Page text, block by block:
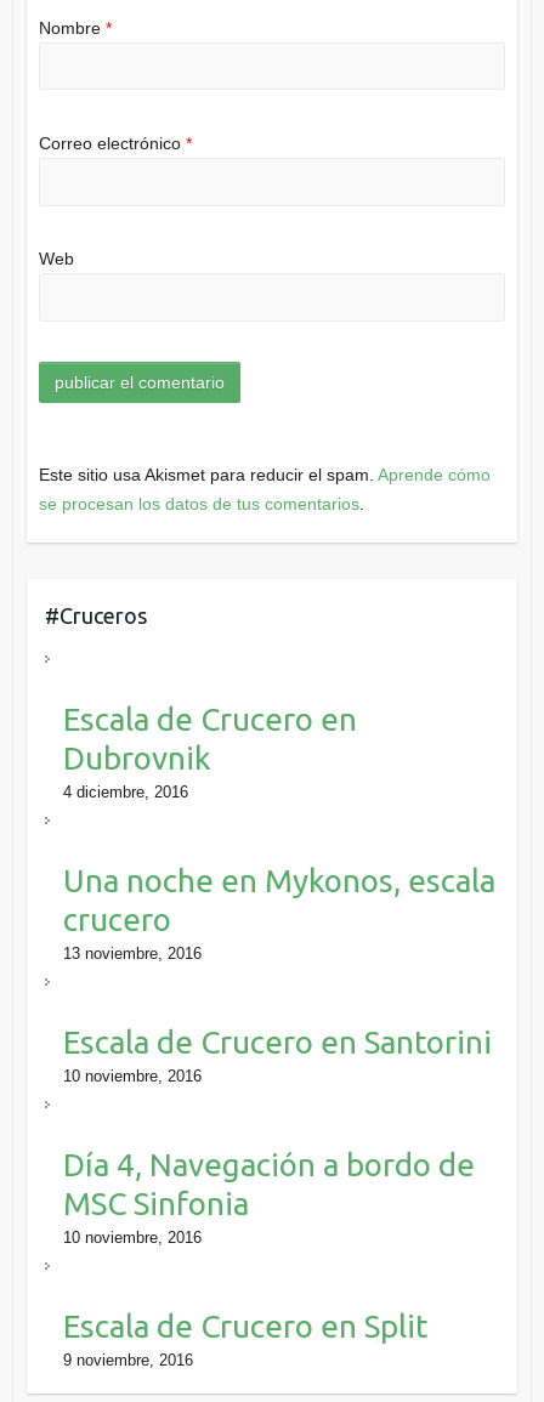
Nombre *
Correo electrónico *
Web
Este sitio usa Akismet para reducir el spam. Aprende cómo
se procesan los datos de tus comentarios.
#Cruceros
Escala de Crucero en
Dubrovnik
4 diciembre, 2016
Una noche en Mykonos, escala
crucero
13 noviembre, 2016
Escala de Crucero en Santorini
10 noviembre, 2016
Día 4, Navegación a bordo de
MSC Sinfonia
10 noviembre, 2016
Escala de Crucero en Split
9 noviembre, 2016